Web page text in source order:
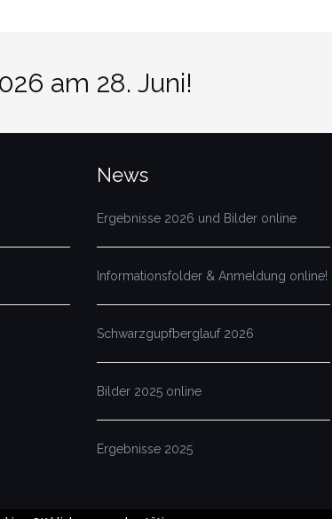
am 28. Juni!
News
Ergebnisse 2026 und Bilder online
Informationsfolder & Anmeldung online!
Schwarzgupfberglauf 2026
Bilder 2025 online
Ergebnisse 2025